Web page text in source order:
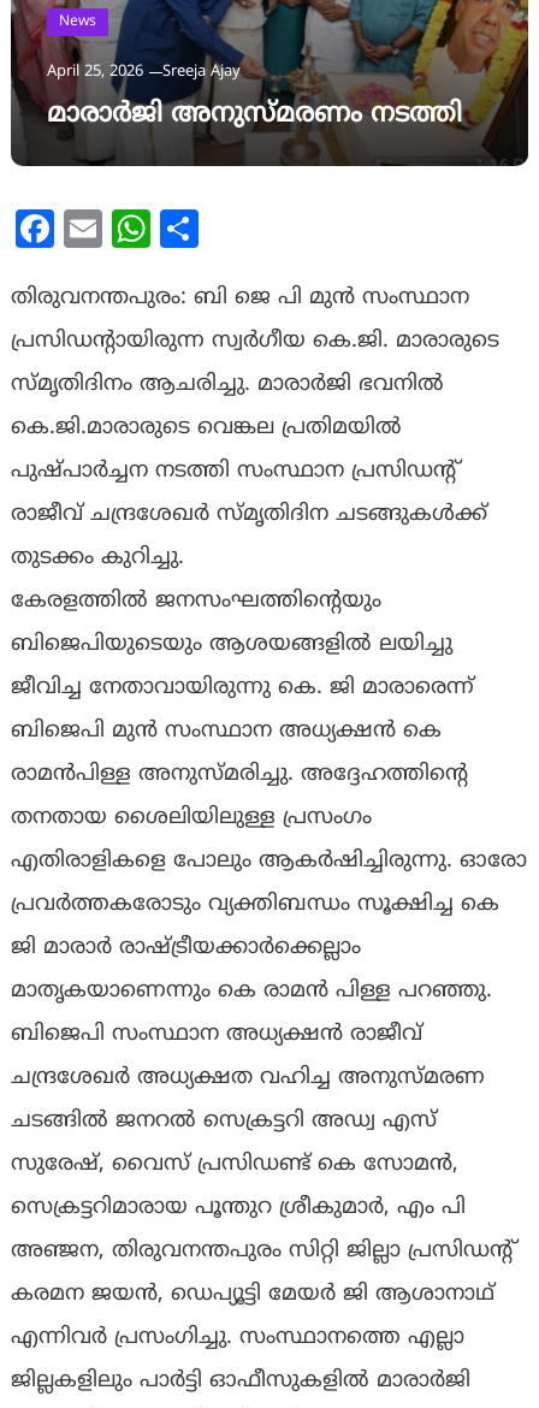
News
April 25, 2026 Sreeja Ajay
മാരാർജി അനുസ്മരണം നടത്തി
Facebook
Email WhatsApp
തിരുവനന്തപുരം: ബി ജെ പി മുൻ സംസ്ഥാന
പ്രസിഡന്റായിരുന്ന സ്വർഗീയ കെ.ജി. മാരാരുടെ
സ്മൃതിദിനം ആചരിച്ചു. മാരാർജി ഭവനിൽ
കെ.ജി.മാരാരുടെ വെങ്കല പ്രതിമയിൽ
പുഷ്പാർച്ചന നടത്തി സംസ്ഥാന പ്രസിഡന്റ്
രാജീവ് ചന്ദ്രശേഖർ സ്മൃതിദിന ചടങ്ങുകൾക്ക്
തുടക്കം കുറിച്ചു.
കേരളത്തിൽ ജനസംഘത്തിന്റെയും
ബിജെപിയുടെയും ആശയങ്ങളിൽ ലയിച്ചു
ജീവിച്ച നേതാവായിരുന്നു കെ. ജി മാരാരെന്ന്
ബിജെപി മുൻ സംസ്ഥാന അധ്യക്ഷൻ കെ
രാമൻപിള്ള അനുസ്മരിച്ചു. അദ്ദേഹത്തിന്റെ
തനതായ ശൈലിയിലുള്ള പ്രസംഗം
എതിരാളികളെ പോലും ആകർഷിച്ചിരുന്നു. ഓരോ
പ്രവർത്തകരോടും വ്യക്തിബന്ധം സൂക്ഷിച്ച കെ
ജി മാരാർ രാഷ്ട്രീയക്കാർക്കെല്ലാം
മാതൃകയാണെന്നും കെ രാമൻ പിള്ള പറഞ്ഞു.
ബിജെപി സംസ്ഥാന അധ്യക്ഷൻ രാജീവ്‌
ചന്ദ്രശേഖർ അധ്യക്ഷത വഹിച്ച അനുസ്മരണ
ചടങ്ങിൽ ജനറൽ സെക്രട്ടറി അഡ്വ എസ്
സുരേഷ്, വൈസ് പ്രസിഡണ്ട്‌ കെ സോമൻ,
സെക്രട്ടറിമാരായ പൂന്തുറ ശ്രീകുമാർ, എം പി
അഞ്ജന, തിരുവനന്തപുരം സിറ്റി ജില്ലാ പ്രസിഡന്റ്
കരമന ജയൻ, ഡെപ്യൂട്ടി മേയർ ജി ആശാനാഥ്
എന്നിവർ പ്രസംഗിച്ചു. സംസ്ഥാനത്തെ എല്ലാ
ജില്ലകളിലും പാർട്ടി ഓഫീസുകളിൽ മാരാർജി